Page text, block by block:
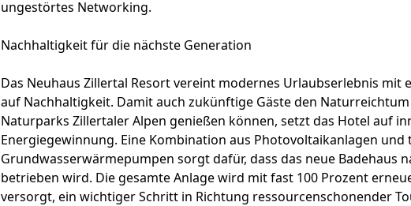
ungestörtes Networking.
Nachhaltigkeit für die nächste Generation
Das Neuhaus Zillertal Resort vereint modernes Urlaubserlebnis mit
auf Nachhaltigkeit. Damit auch zukünftige Gäste den
Naturparks Zillertaler Alpen genießen können, setzt das Hotel auf
Energiegewinnung. Eine Kombination aus Photovoltaikanlagen und
Grundwasserwärmepumpen sorgt dafür, dass das neue Badehaus
betrieben wird. Die gesamte Anlage wird mit fast 100 Prozent
versorgt, ein wichtiger Schritt in Richtung ressourcenschonender